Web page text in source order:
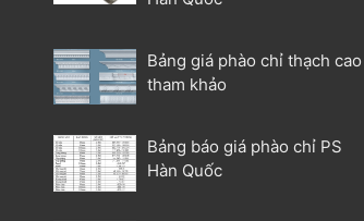
Bảng giá phào chỉ thạch cao
tham khảo
Bảng báo giá phào chỉ PS
Hàn Quốc